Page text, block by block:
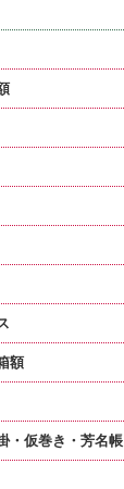
額
・仮巻き・芳名帳